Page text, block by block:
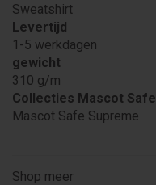
Sweatshirt
Levertijd
1-5 werkdagen
gewicht
310 g/m
Collecties Mascot Safe
Mascot Safe Supreme
Shop meer